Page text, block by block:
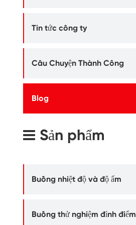
Tin tức công ty
Câu Chuyện Thành Công
Blog
Sản phẩm
Buồng nhiệt độ và độ ẩm
Buồng thử nghiệm đỉnh điểm